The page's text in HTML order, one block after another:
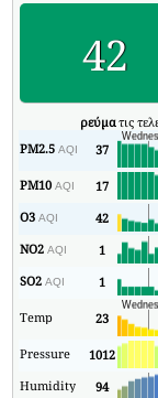
42
ρεύματις
PM2.5AQI 37
PM10AQI 17
O3AQI 42
NO2AQI 1
SO2AQI 1
Temp 23
Pressure 1012
Humidity
94